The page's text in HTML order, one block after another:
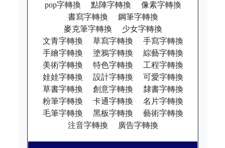
pop字轉換
點陣字轉換
像素字轉換
書寫字轉換
鋼筆字轉換
麥克筆字轉換
少女字轉換
文青字轉換
草寫字轉換
手寫字轉換
手繪字轉換
塗鴉字轉換
綜藝字轉換
美術字轉換
特色字轉換
工程字轉換
娃娃字轉換
設計字轉換
可愛字轉換
草書字轉換
創意字轉換
隸書字轉換
粉筆字轉換
卡通字轉換
名片字轉換
毛筆字轉換
黑板字轉換
藝術字轉換
注音字轉換
廣告字轉換